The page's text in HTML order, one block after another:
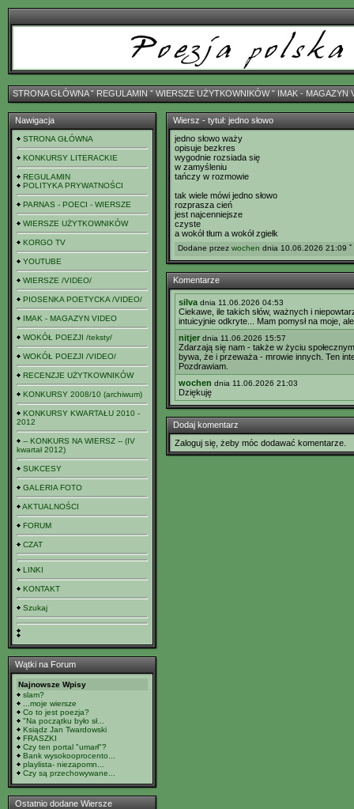
STRONA GŁÓWNAˇ REGULAMIN ˇ WIERSZE UŻYTKOWNIKÓWˇ IMAK - MAGAZYN
Nawigacja
STRONA GŁÓWNA
KONKURSY LITERACKIE
REGULAMIN
POLITYKA PRYWATNOŚCI
PARNAS - POECI - WIERSZE
WIERSZE UŻYTKOWNIKÓW
KORGO TV
YOUTUBE
WIERSZE /VIDEO/
PIOSENKA POETYCKA /VIDEO/
IMAK - MAGAZYN VIDEO
WOKÓŁ POEZJI /teksty/
WOKÓŁ POEZJI /VIDEO/
RECENZJE UŻYTKOWNIKÓW
KONKURSY 2008/10 (archiwum)
KONKURSY KWARTAŁU 2010 -
2012
-- KONKURS NA WIERSZ -- (IV
kwartał 2012)
SUKCESY
GALERIA FOTO
AKTUALNOŚCI
FORUM
CZAT
LINKI
KONTAKT
Szukaj
Wątki na Forum
Najnowsze Wpisy
slam?
...moje wiersze
Co to jest poezja?
"Na początku było sł...
Ksiądz Jan Twardowski
FRASZKI
Czy ten portal "umarł"?
Bank wysokooprocento...
playlista- niezapomn...
Czy są przechowywane...
Ostatnio dodane Wiersze
Wiersz - tytuł: jedno słowo
jedno słowo waży
opisuje bezkres
wygodnie rozsiada się
w zamyśleniu
tańczy w rozmowie
tak wiele mówi jedno słowo
rozprasza cień
jest najcenniejsze
czyste
a wokół tłum a wokół zgiełk
Dodane przez wochen dnia 10.06.2026 21:09 ˇ
Komentarze
silva dnia 11.06.2026 04:53
Ciekawe, ile takich słów, ważnych i
intuicyjnie odkryte... Mam pomysł na moje,
nitjer dnia 11.06.2026 15:57
Zdarzają się nam - także w życiu
bywa, że i przeważa - mrowie innych. Ten
Pozdrawiam.
wochen dnia 11.06.2026 21:03
Dziękuję
Dodaj komentarz
Zaloguj się, żeby móc dodawać komentarze.